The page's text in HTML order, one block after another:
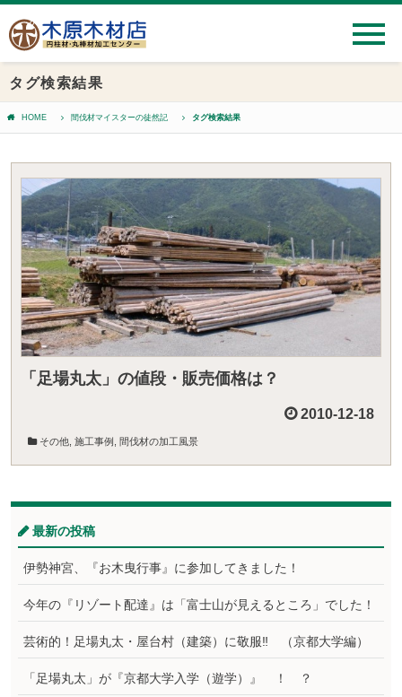
タグ検索結果
HOME 間伐材マイスターの徒然記 タグ検索結果
「足場丸太」の値段・販売価格は？
2010-12-18
その他 施工事例 間伐材の加工風景
最新の投稿
伊勢神宮、『お木曳行事』に参加してきました！
今年の『リゾート配達』は「富士山が見えるところ」でした！
芸術的！足場丸太・屋台村（建築）に敬服‼ （京都大学編）
「足場丸太」が『京都大学入学（遊学）』 ！ ？